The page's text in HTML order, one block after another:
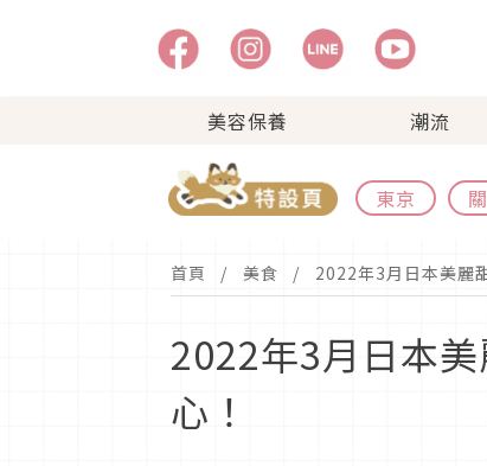
美容保養 潮流
東京
首頁 美食 2022年3月日本美麗
2022年3月日本
心！